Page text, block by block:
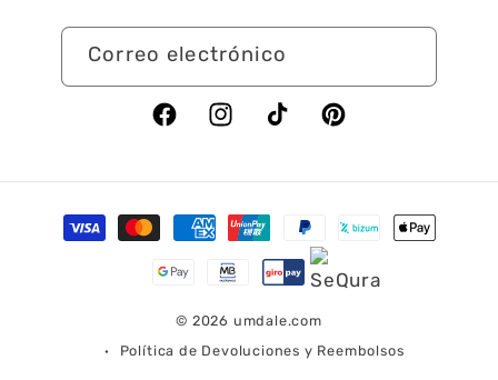
Correo electrónico
FacebookInstagramTikTok Pinterest
Formas
de
© 2026 umdale.com
Política de Devoluciones y Reembolsos